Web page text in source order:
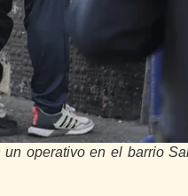
operativo en el barrio